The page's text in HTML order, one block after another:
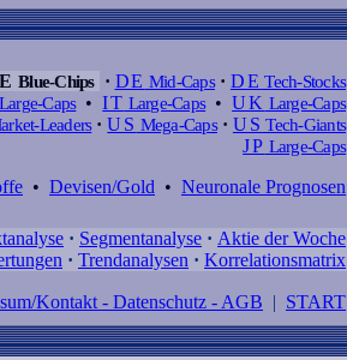
Blue-Chips · DE Mid-Caps · DE Tech-Stocks
Large-Caps•IT Large-Caps•UK Large-Caps
Leaders · US Mega-Caps · US Tech-Giants
JP Large-Caps
• Devisen/Gold • Neuronale Prognosen
· Segmentanalyse · Aktie der Woche
· Trendanalysen · Korrelationsmatrix
Kontakt - Datenschutz - AGB | START